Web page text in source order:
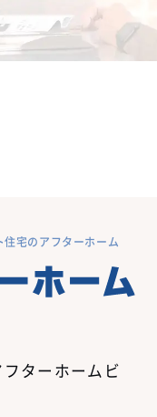
宅のアフターホーム
ターホームビ